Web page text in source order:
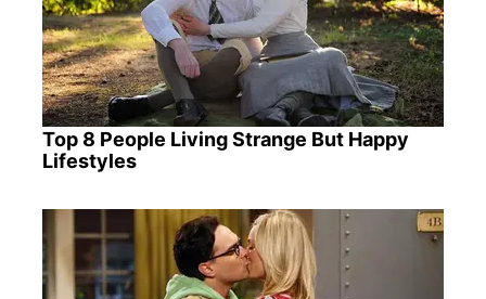
Top 8 People Living Strange But Happy
Lifestyles